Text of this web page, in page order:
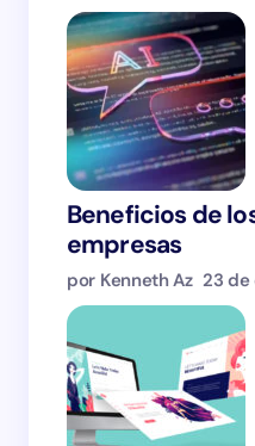
Beneficios de
empresas
por Kenneth Az 23 de